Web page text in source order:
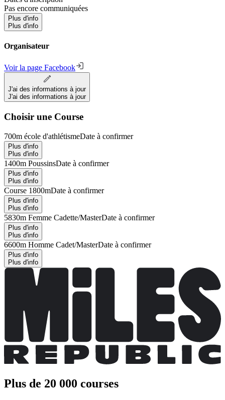
Pas encore communiquées
Plus d'info
Plus d'info
Organisateur
Voir la page Facebook
J'ai des informations à jour
J'ai des informations à jour
Choisir une Course
700m école d'athlétismeDate à confirmer
Plus d'info
Plus d'info
1400m PoussinsDate à confirmer
Plus d'info
Plus d'info
Course 1800mDate à confirmer
Plus d'info
Plus d'info
5830m Femme Cadette/MasterDate à confirmer
Plus d'info
Plus d'info
6600m Homme Cadet/MasterDate à confirmer
Plus d'info
Plus d'info
Plus de 20 000 courses